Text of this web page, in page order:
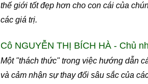
thế giới tốt đẹp hơn cho con cái của
các giá trị.
Cô NGUYỄN THỊ BÍCH HÀ - Chủ
Một "thách thức" trong việc hướng dẫn
và cảm nhận sự thay đổi sâu sắc của